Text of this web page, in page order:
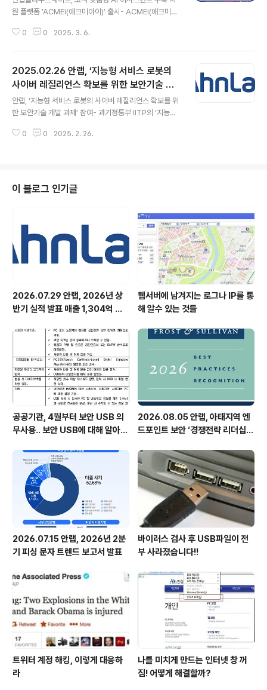
원 플랫폼 ‘ACMEi(애크미아이)’ 출시- ACMEi(애크미아
로 손쉽게 AI 어시스턴트를 구축할 수 있도록 지원하는 맞
플릿 제공 등으로 간편한 AI 어시스턴트 구현 ▲구독형 보
안•운영 통합 관리 서비스 지원 등 고객 맞춤형 AI 어시스
턴트 구축을 위한 ‘원스톱 서비스’ 제공- 출시를 기념해 3
개월 무료체험 및 라이선스 비용 할인 등 다채로운 프로모
션도 제공 안랩의 차세대 클라우드 운영관리 서비스(MSP)
전문 자회사 안랩클라우드메이트(대표 김형준, 고창규, ah
0 0 2025. 3. 6.
2025.02.26 안랩, ‘지능형 서비스 로봇의
사이버 레질리언스 확보를 위한 보안기술 개
발 과제’ 참여
안랩, ‘지능형 서비스 로봇의 사이버 레질리언스 확보를 위
한 보안기술 개발 과제’ 참여- 과기정통부 IITP의 ‘지능형
개발 과제’ 참여- ▲고려대학교 산학협력단 등 공동연구개
)이 과학기술정보통신부 산하 정보통신기획평가원(IITP)
의 ‘지능형 서비스 로봇의 사이버 레질리언스(*) 확보를 위
리언스(Cyber Resilience): 사이버 위협에 대비·대응하
고, 그 피해로부터 빠르게 복구하는 능력 본 과제는 IITP가
주관..
0 0 2025. 2. 26.
이 블로그 인기글
2026.07.29 안랩, 2026년 상
반기 실적 발표 매출 1,304억 원,
웹서버에 남겨지는 로그나 IP를 통
해 알수 있는 것들
공공기관, 4월부터 보안 USB 의
무사용.. 보안 USB에 대해 알아봅
2026.08.05 안랩, 아태지역 엔
드포인트 보안 ‘경쟁전략 리더십’
2026.07.15 안랩, 2026년 2분
기 피싱 문자 트렌드 보고서 발표
바이러스 검사 후 USB파일이 전
부 사라졌습니다!!
트위터 계정 해킹, 이렇게 대응하
라
나를 미치게 만드는 인터넷 창 꺼
짐! 어떻게 해결할까?